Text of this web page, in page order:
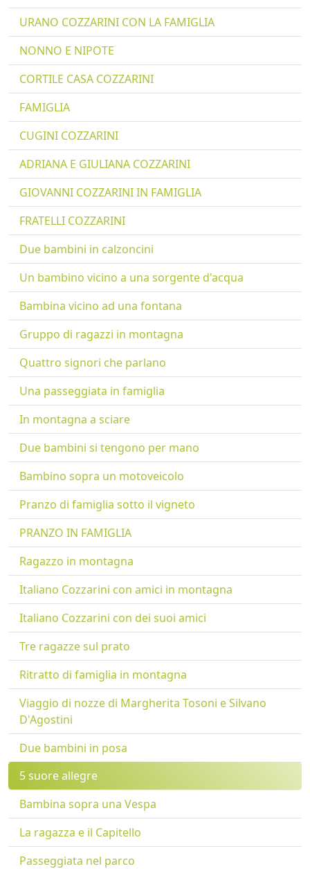
URANO COZZARINI CON LA FAMIGLIA
NONNO E NIPOTE
CORTILE CASA COZZARINI
FAMIGLIA
CUGINI COZZARINI
ADRIANA E GIULIANA COZZARINI
GIOVANNI COZZARINI IN FAMIGLIA
FRATELLI COZZARINI
Due bambini in calzoncini
Un bambino vicino a una sorgente d'acqua
Bambina vicino ad una fontana
Gruppo di ragazzi in montagna
Quattro signori che parlano
Una passeggiata in famiglia
In montagna a sciare
Due bambini si tengono per mano
Bambino sopra un motoveicolo
Pranzo di famiglia sotto il vigneto
PRANZO IN FAMIGLIA
Ragazzo in montagna
Italiano Cozzarini con amici in montagna
Italiano Cozzarini con dei suoi amici
Tre ragazze sul prato
Ritratto di famiglia in montagna
Viaggio di nozze di Margherita Tosoni e Silvano
D'Agostini
Due bambini in posa
5 suore allegre
Bambina sopra una Vespa
La ragazza e il Capitello
Passeggiata nel parco